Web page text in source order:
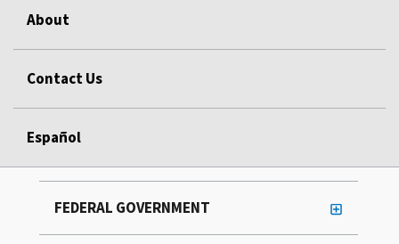
About
Contact Us
Español
FEDERAL GOVERNMENT